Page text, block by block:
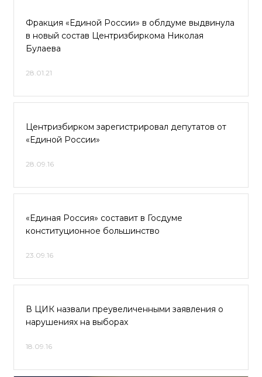
Фракция «Единой России» в облдуме выдвинула
в новый состав Центризбиркома Николая
Булаева
28.01.21
Центризбирком зарегистрировал депутатов от
«Единой России»
28.09.16
«Единая Россия» составит в Госдуме
конституционное большинство
23.09.16
В ЦИК назвали преувеличенными заявления о
нарушениях на выборах
18.09.16